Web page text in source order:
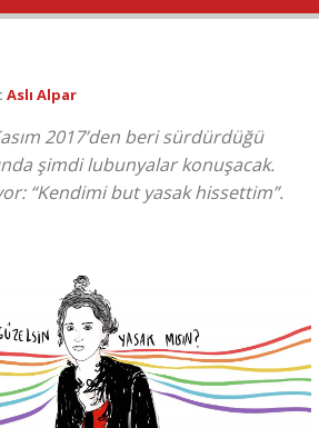
Aslı Alpar
2017’den beri sürdürdüğü
şimdi lubunyalar konuşacak.
“Kendimi but yasak hissettim”.